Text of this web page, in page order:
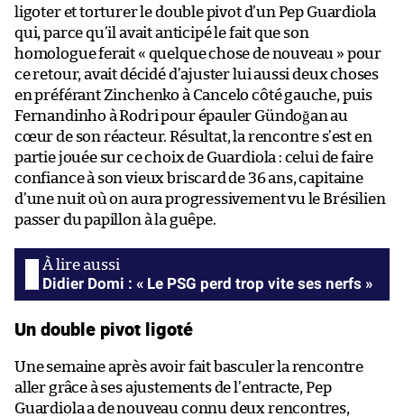
ligoter et torturer le double pivot d’un Pep Guardiola
qui, parce qu’il avait anticipé le fait que son
homologue ferait « quelque chose de nouveau » pour
ce retour, avait décidé d’ajuster lui aussi deux choses
en préférant Zinchenko à Cancelo côté gauche, puis
Fernandinho à Rodri pour épauler Gündoğan au
cœur de son réacteur. Résultat, la rencontre s’est en
partie jouée sur ce choix de Guardiola : celui de faire
confiance à son vieux briscard de 36 ans, capitaine
d’une nuit où on aura progressivement vu le Brésilien
passer du papillon à la guêpe.
Didier Domi : « Le PSG perd trop vite ses nerfs »
Un double pivot ligoté
Une semaine après avoir fait basculer la rencontre
aller grâce à ses ajustements de l’entracte, Pep
Guardiola a de nouveau connu deux rencontres,